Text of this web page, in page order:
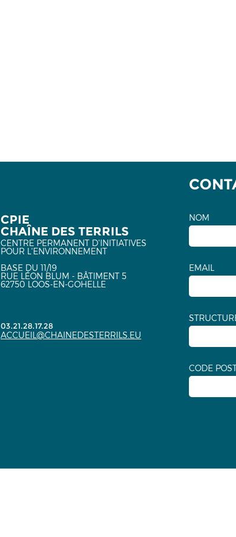
CPIE
CHAÎNE DES TERRILS
CENTRE PERMANENT D'INITIATIVES
POUR L'ENVIRONNEMENT
BASE DU 11/19
RUE LÉON BLUM - BÂTIMENT 5
62750 LOOS-EN-GOHELLE
03.21.28.17.28
ACCUEIL@CHAINEDESTERRILS.EU
NOM
EMAIL
CODE